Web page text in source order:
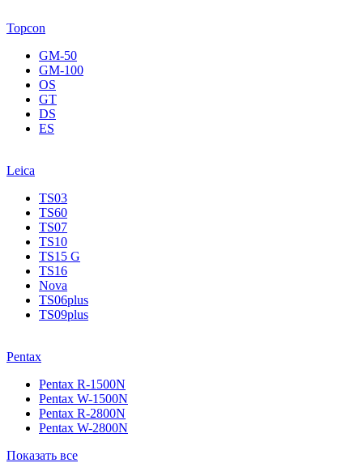
Topcon
GM-50
GM-100
OS
GT
DS
ES
Leica
TS03
TS60
TS07
TS10
TS15 G
TS16
Nova
TS06plus
TS09plus
Pentax
Pentax R-1500N
Pentax W-1500N
Pentax R-2800N
Pentax W-2800N
Показать все